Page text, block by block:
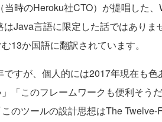
時のHeroku社CTO）が提唱した
Java言語に限定した話ではありま
13か国語に翻訳されています。
すが、個人的には2017年現在も色
「このフレームワークも便利そう
のツールの設計思想はThe Twelve-